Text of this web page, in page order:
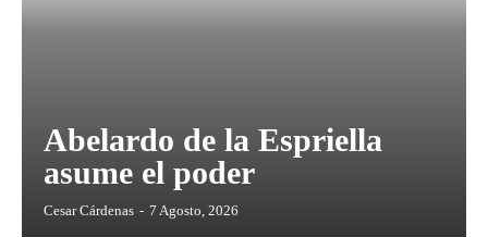
Abelardo de la Espriella
asume el poder
Cesar Cárdenas - 7 Agosto, 2026